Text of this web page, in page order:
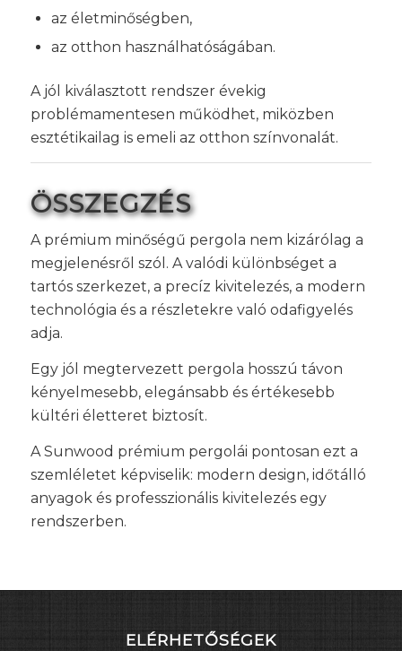
az életminőségben,
az otthon használhatóságában.
A jól kiválasztott rendszer évekig
problémamentesen működhet, miközben
esztétikailag is emeli az otthon színvonalát.
ÖSSZEGZÉS
A prémium minőségű pergola nem kizárólag a
megjelenésről szól. A valódi különbséget a
tartós szerkezet, a precíz kivitelezés, a modern
technológia és a részletekre való odafigyelés
adja.
Egy jól megtervezett pergola hosszú távon
kényelmesebb, elegánsabb és értékesebb
kültéri életteret biztosít.
A Sunwood prémium pergolái pontosan ezt a
szemléletet képviselik: modern design, időtálló
anyagok és professzionális kivitelezés egy
rendszerben.
ELÉRHETŐSÉGEK